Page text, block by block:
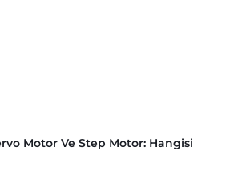
Motor Ve Step Motor: Hangisi